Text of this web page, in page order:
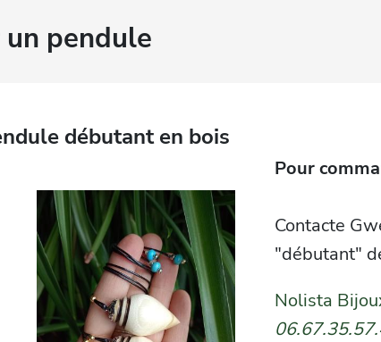
pendule
débutant en bois
Pour
Contacte
"débutant"
Nolista